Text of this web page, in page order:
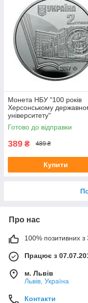
Монета НБУ "100 років
Херсонському
університету"
Готово до відправки
389 ₴ 489 ₴
Купити
Про нас
100% позитивних з
Працює з
м. Львів
Львів, Україна
Контакти